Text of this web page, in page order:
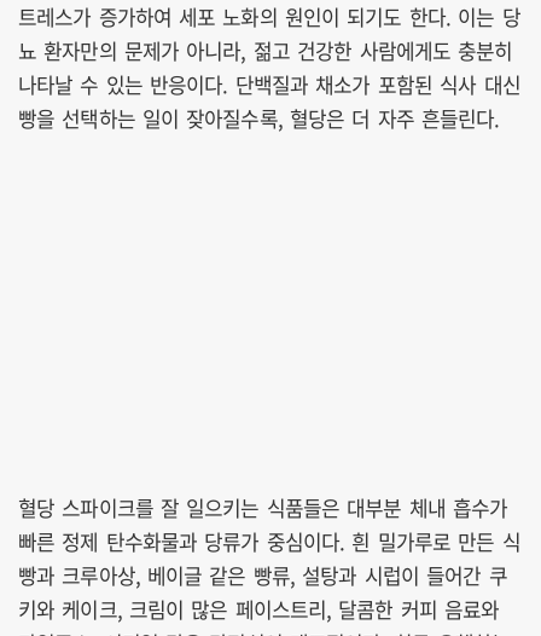
트레스가 증가하여 세포 노화의 원인이 되기도 한다. 이는 당
뇨 환자만의 문제가 아니라, 젊고 건강한 사람에게도 충분히
나타날 수 있는 반응이다. 단백질과 채소가 포함된 식사 대신
빵을 선택하는 일이 잦아질수록, 혈당은 더 자주 흔들린다.
혈당 스파이크를 잘 일으키는 식품들은 대부분 체내 흡수가
빠른 정제 탄수화물과 당류가 중심이다. 흰 밀가루로 만든 식
빵과 크루아상, 베이글 같은 빵류, 설탕과 시럽이 들어간 쿠
키와 케이크, 크림이 많은 페이스트리, 달콤한 커피 음료와